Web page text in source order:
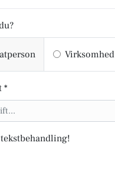
Virksomhed
*